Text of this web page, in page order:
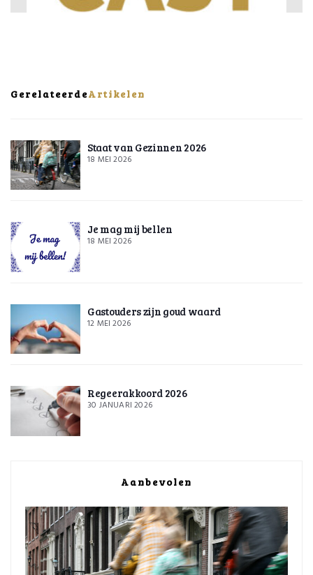
GerelateerdeArtikelen
Staat van Gezinnen 2026
18 MEI 2026
Je mag mij bellen
18 MEI 2026
Gastouders zijn goud waard
12 MEI 2026
Regeerakkoord 2026
30 JANUARI 2026
Aanbevolen